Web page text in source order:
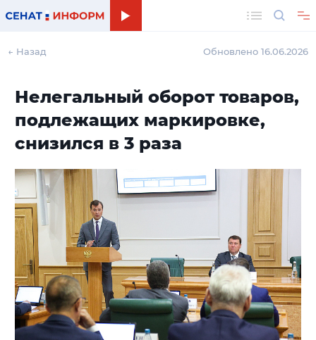
← Назад Обновлено 16.06.2026
Нелегальный оборот товаров,
подлежащих маркировке,
снизился в 3 раза